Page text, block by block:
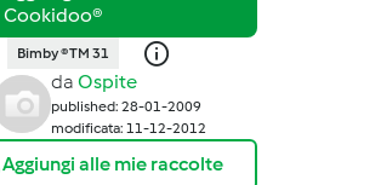
Bimby ® TM 31
da Ospite
published: 28-01-2009
modificata: 11-12-2012
Aggiungi alle mie raccolte